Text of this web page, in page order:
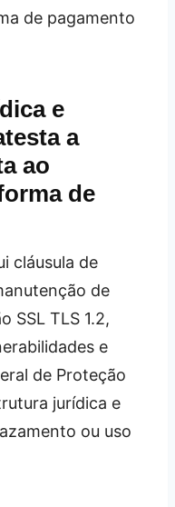
de pagamento
e
a
ao
de
cláusula de
de
SSL TLS 1.2,
e
de Proteção
jurídica e
ou uso